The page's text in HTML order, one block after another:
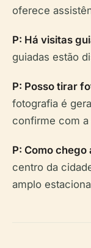
oferece
P: Há visitas
guiadas estão
P: Posso tirar
fotografia é
confirme com
P: Como chego
centro da
amplo